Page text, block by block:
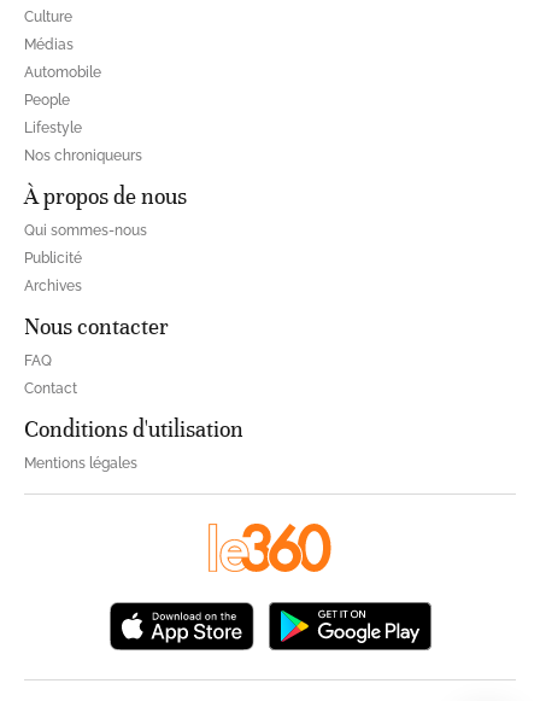
Culture
Médias
Automobile
People
Lifestyle
Nos chroniqueurs
À propos de nous
Qui sommes-nous
Publicité
Archives
Nous contacter
FAQ
Contact
Conditions d'utilisation
Mentions légales